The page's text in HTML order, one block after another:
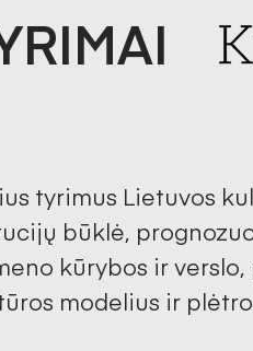
tyrimus Lietuvos
būklė,
kūrybos ir
modelius ir